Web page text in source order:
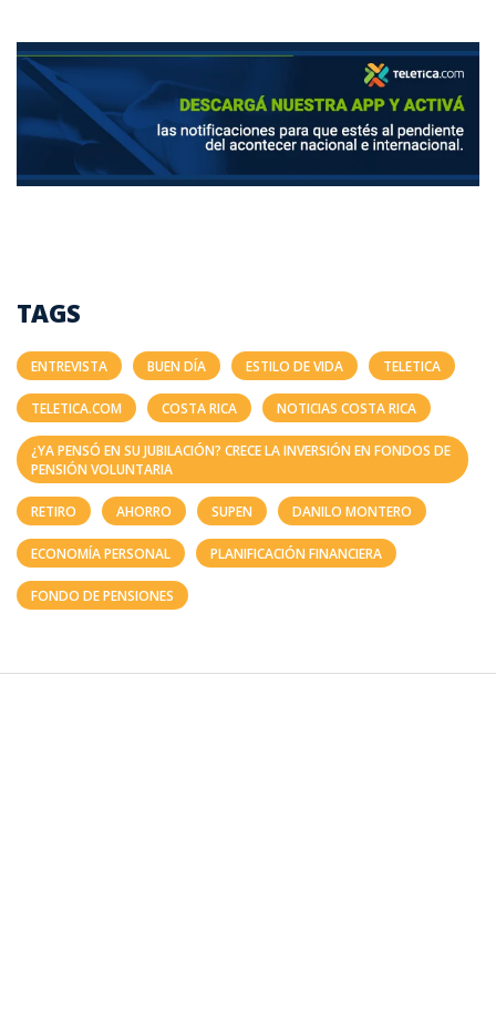
TAGS
ENTREVISTA BUEN DÍA ESTILO DE VIDA TELETICA
TELETICA.COM COSTA RICA NOTICIAS COSTA RICA
¿YA PENSÓ EN SU JUBILACIÓN? CRECE LA INVERSIÓN EN FONDOS DE
PENSIÓN VOLUNTARIA
RETIRO AHORRO SUPEN DANILO MONTERO
ECONOMÍA PERSONAL PLANIFICACIÓN FINANCIERA
FONDO DE PENSIONES